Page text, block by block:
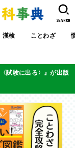
漢検 ことわざ
SEARCH
試験に出る〉』が出版